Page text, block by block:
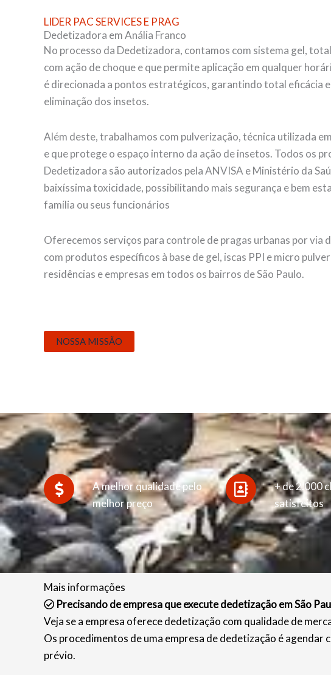
LIDER PAC SERVICES E PRAG
Dedetizadora em Anália Franco
No processo da Dedetizadora, contamos com sistema gel,
com ação de choque e que permite aplicação em qualquer
é direcionada a pontos estratégicos, garantindo total eficácia
eliminação dos insetos.
Além deste, trabalhamos com pulverização, técnica utilizada
e que protege o espaço interno da ação de insetos. Todos os
Dedetizadora são autorizados pela ANVISA e Ministério da
baixíssima toxicidade, possibilitando mais segurança e bem
família ou seus funcionários
Oferecemos serviços para controle de pragas urbanas por via
com produtos específicos à base de gel, iscas PPI e micro
residências e empresas em todos os bairros de São Paulo.
NOSSA MISSÃO
A melhor qualidade pelo
melhor preço
+ de 2.000
satisfeitos
Mais informações
Precisando de empresa que execute dedetização em São
Veja se a empresa oferece dedetização com qualidade de
Os procedimentos de uma empresa de dedetização é
prévio.